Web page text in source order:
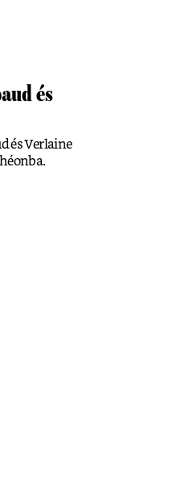
és
és Verlaine